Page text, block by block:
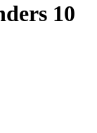
10